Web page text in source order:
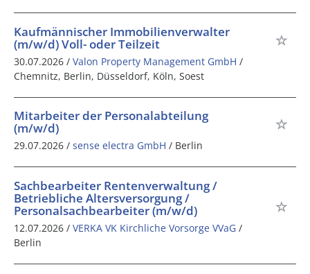
Kaufmännischer Immobilienverwalter
(m/w/d) Voll- oder Teilzeit
30.07.2026 / Valon Property Management GmbH /
Chemnitz, Berlin, Düsseldorf, Köln, Soest
Mitarbeiter der Personalabteilung
(m/w/d)
29.07.2026 / sense electra GmbH / Berlin
Sachbearbeiter Rentenverwaltung /
Betriebliche Altersversorgung /
Personalsachbearbeiter (m/w/d)
12.07.2026 / VERKA VK Kirchliche Vorsorge VVaG /
Berlin